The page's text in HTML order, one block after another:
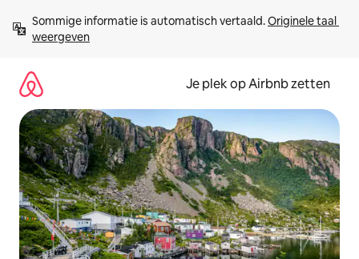
direct
naar
Sommige informatie is automatisch vertaald. Originele taal
weergeven
Je plek op Airbnb zetten